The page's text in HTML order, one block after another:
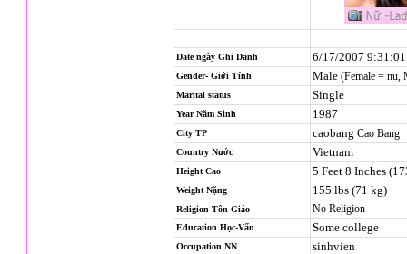
Date ngày Ghi Danh 6/17/2007
Gender- Giới Tính Male (Female = nu,
Marital status Single
Year Năm Sinh 1987
City TP caobang Cao Bang
Country Nước Vietnam
Height Cao 5 Feet 8 Inches
Weight Nặng 155 lbs (71 kg)
Religion Tôn Giáo No Religion
Education Học-Vấn Some college
Occupation NN sinhvien